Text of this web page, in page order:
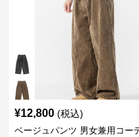
¥12,800 (税込)
ベージュパンツ 男女兼用コー